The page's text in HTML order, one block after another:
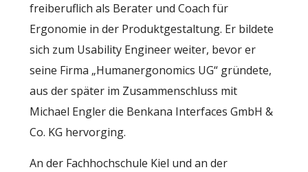
freiberuflich als Berater und Coach für
Ergonomie in der Produktgestaltung. Er bildete
sich zum Usability Engineer weiter, bevor er
seine Firma „Humanergonomics UG“ gründete,
aus der später im Zusammenschluss mit
Michael Engler die Benkana Interfaces GmbH &
Co. KG hervorging.
An der Fachhochschule Kiel und an der